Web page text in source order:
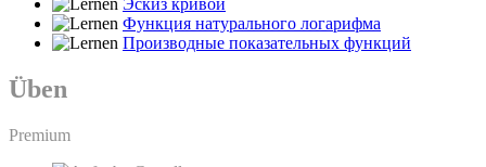
Эскиз кривой
Функция натурального логарифма
Производные показательных функций
Üben
Premium